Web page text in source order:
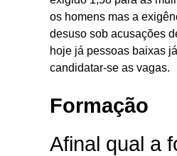
os homens mas a
desuso sob acusações
hoje já pessoas baixas
candidatar-se as vagas.
Formação
Afinal qual a